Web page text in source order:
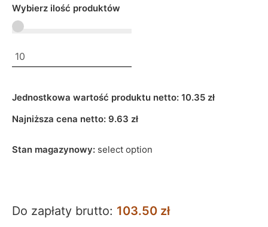
Wybierz ilość produktów
Jednostkowa wartość produktu netto: 10.35 zł
Najniższa cena netto: 9.63 zł
Stan magazynowy: select option
Do zapłaty brutto: 103.50 zł